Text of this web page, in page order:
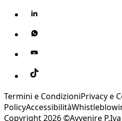
Termini e CondizioniPrivacy e
PolicyAccessibilità
Copyright 2026 ©Avvenire